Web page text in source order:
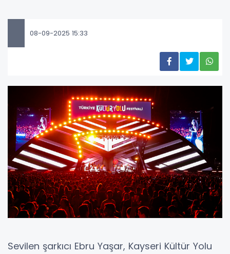
08-09-2025 15:33
Sevilen şarkıcı Ebru Yaşar, Kayseri Kültür Yolu